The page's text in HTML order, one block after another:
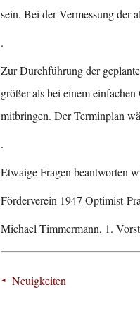
sein. Bei der Vermessung der
.
Zur Durchführung der
größer als bei einem
mitbringen. Der Terminplan
.
Etwaige Fragen beantworten
Förderverein 1947 Optimist-
Michael Timmermann, 1.
Neuigkeiten